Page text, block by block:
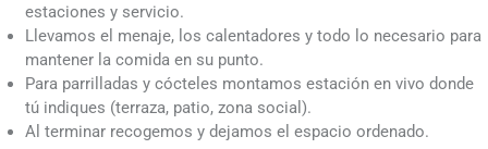
estaciones y servicio.
Llevamos el menaje, los calentadores y todo lo necesario para
mantener la comida en su punto.
Para parrilladas y cócteles montamos estación en vivo donde
tú indiques (terraza, patio, zona social).
Al terminar recogemos y dejamos el espacio ordenado.